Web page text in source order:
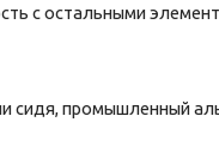
с остальными
сидя, промышленный